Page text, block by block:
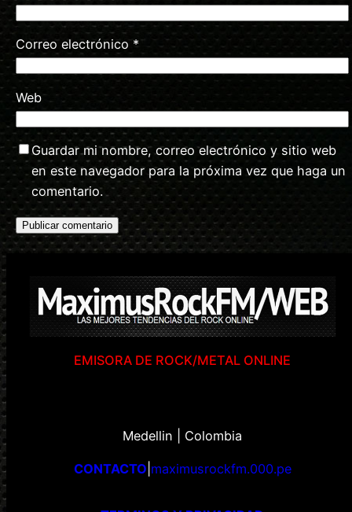
Correo electrónico *
Web
Guardar mi nombre, correo electrónico y sitio web
en este navegador para la próxima vez que haga un
comentario.
EMISORA DE ROCK/METAL ONLINE
Medellin | Colombia
CONTACTO maximusrockfm.000.pe